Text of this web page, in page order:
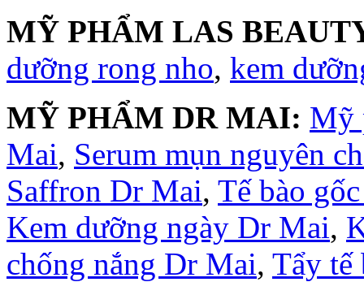
MỸ PHẨM LAS
dưỡng rong nho, kem
MỸ PHẨM DR MAI: Mỹ
Mai, Serum mụn nguyên
Saffron Dr Mai, Tế bào
Kem dưỡng ngày Dr Mai,
chống nắng Dr Mai, Tẩy tế